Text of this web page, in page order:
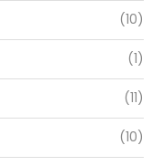
(10)
(1)
(11)
(10)